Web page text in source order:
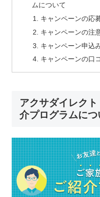
ムについて
キャンペーンの応
キャンペーンの注
キャンペーン申込
キャンペーンの口
アクサダイレク
介プログラムにつ